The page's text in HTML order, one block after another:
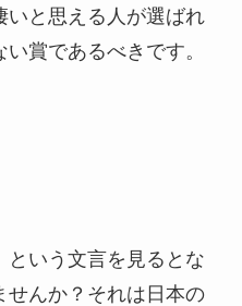
いと思える人が選ばれ
賞であるべきです。
という文言を見るとな
せんか？それは日本の